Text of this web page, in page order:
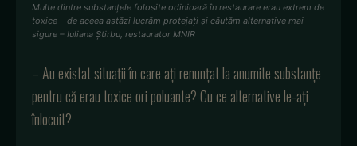
Multe dintre substanțele folosite odinioară în restaurare erau extrem de
toxice – de aceea astăzi lucrăm protejați și căutăm alternative mai
sigure – Iuliana Știrbu, restaurator MNIR
– Au existat situații în care ați renunțat la anumite substanțe
pentru că erau toxice ori poluante? Cu ce alternative le-ați
înlocuit?